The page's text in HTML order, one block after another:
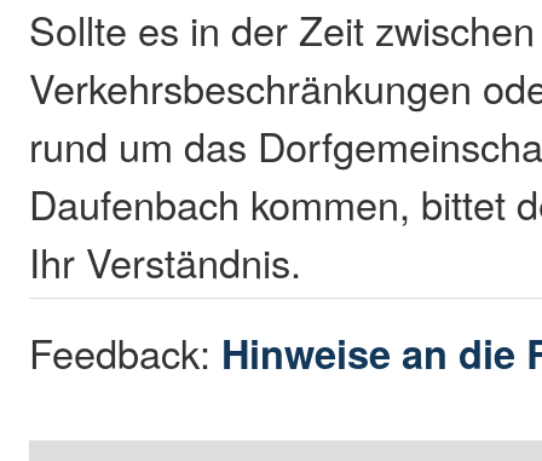
Sollte es in der Zeit
Verkehrsbeschränkungen
rund um das
Daufenbach kommen, bittet
Ihr Verständnis.
Feedback: Hinweise an die